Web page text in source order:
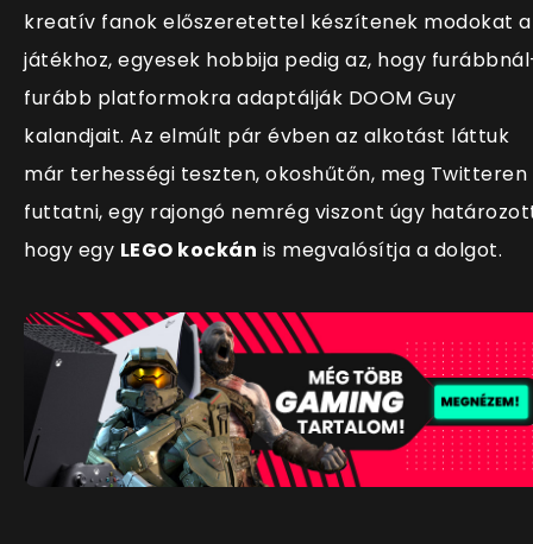
kreatív fanok előszeretettel készítenek modokat a
játékhoz, egyesek hobbija pedig az, hogy
furább platformokra adaptálják DOOM Guy
kalandjait. Az elmúlt pár évben az alkotást láttuk
már terhességi teszten, okoshűtőn, meg Twitteren
futtatni, egy rajongó nemrég viszont úgy
hogy egy LEGO kockán is megvalósítja a dolgot.